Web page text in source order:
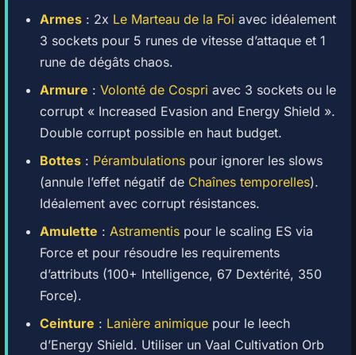
Armes : 2x Le Marteau de la Foi avec idéalement
3 sockets pour 5 runes de vitesse d’attaque et 1
rune de dégâts chaos.
Armure : Volonté de Cospri avec 3 sockets ou le
corrupt « Increased Evasion and Energy Shield ».
Double corrupt possible en haut budget.
Bottes : Pérambulations pour ignorer les slows
(annule l’effet négatif de Chaînes temporelles).
Idéalement avec corrupt résistances.
Amulette : Astramentis pour le scaling ES via
Force et pour résoudre les requirements
d’attributs (100+ Intelligence, 67 Dextérité, 350
Force).
Ceinture : Lanière animique pour le leech
d’Energy Shield. Utiliser un Vaal Cultivation Orb